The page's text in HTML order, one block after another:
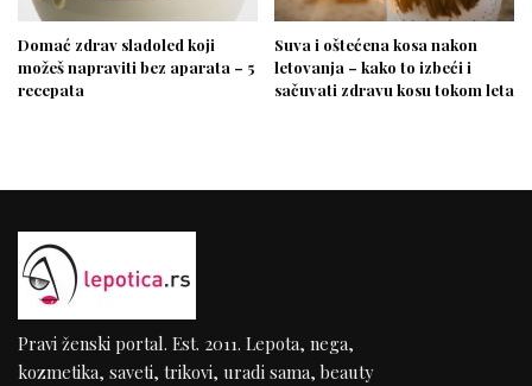
Domać zdrav sladoled koji
možeš napraviti bez aparata – 5
recepata
Suva i oštećena kosa nakon
letovanja – kako to izbeći i
sačuvati zdravu kosu tokom leta
Pravi ženski portal. Est. 2011. Lepota, nega,
kozmetika, saveti, trikovi, uradi sama, beauty